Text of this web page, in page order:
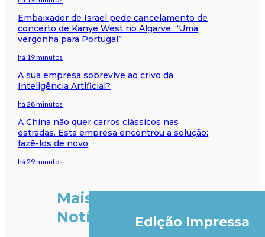
Embaixador de Israel pede cancelamento de
concerto de Kanye West no Algarve: “Uma
vergonha para Portugal”
há 19 minutos
A sua empresa sobrevive ao crivo da
Inteligência Artificial?
há 28 minutos
A China não quer carros clássicos nas
estradas. Esta empresa encontrou a solução:
fazê-los de novo
há 29 minutos
Mais
Notícias
Edição Impressa